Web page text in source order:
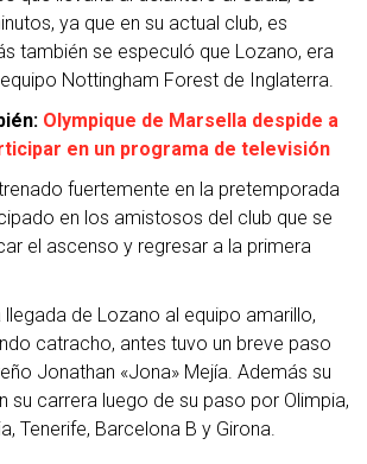
ya que en su actual club, es
también se especuló que Lozano, era
Nottingham Forest de Inglaterra.
Olympique de Marsella despide a
en un programa de televisión
fuertemente en la pretemporada
en los amistosos del club que se
el ascenso y regresar a la primera
de Lozano al equipo amarillo,
catracho, antes tuvo un breve paso
Jonathan «Jona» Mejía. Además su
su carrera luego de su paso por Olimpia,
Tenerife, Barcelona B y Girona.